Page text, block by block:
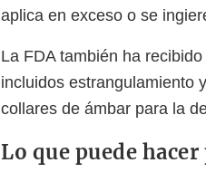
aplica en exceso o se
La FDA también ha
incluidos estrangulamiento
collares de ámbar para la
Lo que puede